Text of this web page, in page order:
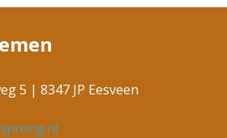
5 | 8347 JP Eesveen